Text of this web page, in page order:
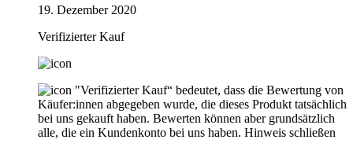
19. Dezember 2020
Verifizierter Kauf
"Verifizierter Kauf“ bedeutet, dass die Bewertung von
Käufer:innen abgegeben wurde, die dieses Produkt tatsächlich
bei uns gekauft haben. Bewerten können aber grundsätzlich
alle, die ein Kundenkonto bei uns haben. Hinweis schließen